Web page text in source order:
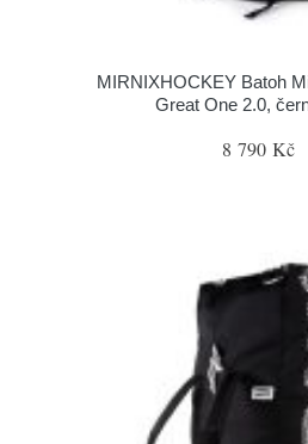
MIRNIXHOCKEY Batoh
Great One 2.0,
8 790 Kč